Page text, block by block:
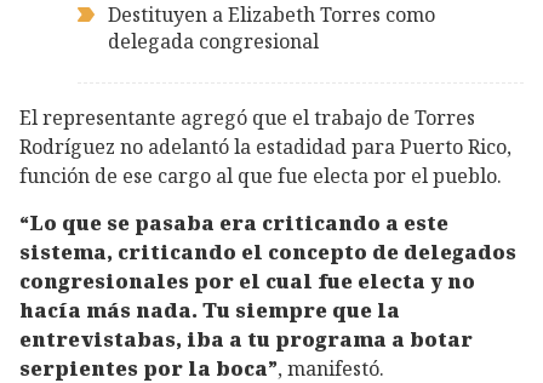
Destituyen a Elizabeth Torres como
delegada congresional
El representante agregó que el trabajo de Torres
Rodríguez no adelantó la estadidad para Puerto Rico,
función de ese cargo al que fue electa por el pueblo.
“Lo que se pasaba era criticando a este
sistema, criticando el concepto de delegados
congresionales por el cual fue electa y no
hacía más nada. Tu siempre que la
entrevistabas, iba a tu programa a botar
serpientes por la boca”, manifestó.